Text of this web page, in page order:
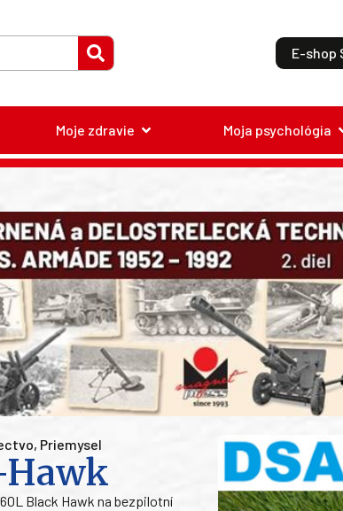
E-shop
Moje zdravie Moja psychológia
, Priemysel
Black Hawk na bezpilotní